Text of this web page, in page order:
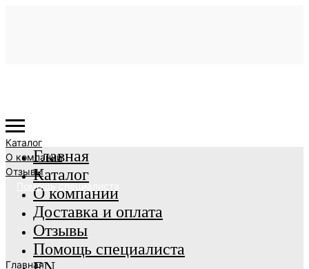
Каталог
О компании
Отзывы
Помощь специалиста
Главная
Главная
Каталог
О компании
Доставка и оплата
Отзывы
Помощь специалиста